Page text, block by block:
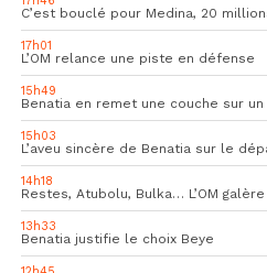
C’est bouclé pour Medina, 20
17h01
L’OM relance une piste en défense
15h49
Benatia en remet une couche sur un
15h03
L’aveu sincère de Benatia sur le
14h18
13h33
Benatia justifie le choix Beye